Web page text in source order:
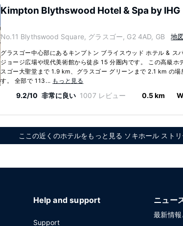
Kimpton Blythswood Hotel & Spa by IHG
No.11 Blythswood Square, グラスゴー, G2 4AD, GB 地
グラスゴー中心部にあるキンプトン ブライスウッド ホテル & ス
ジョージ広場や現代美術館から徒歩 15 分圏内です。 この高級ホ
スゴー大聖堂まで 1.9 km、グラスゴー グリーンまで 2.1 km の場
す。 全部で 113... もっと見る
9.2/10 非常に良い 1007 レビュー 0.5 km
ここの近くのホテルをもっと見る ソキホール ストリ
Help and support
Support
ニュー
最新情報